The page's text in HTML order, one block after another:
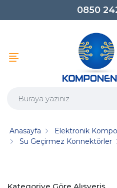
0850
Anasayfa Elektronik
Su Geçirmez Konnektörler